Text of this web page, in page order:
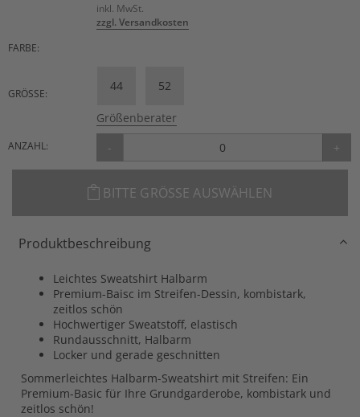
inkl. MwSt.
zzgl. Versandkosten
FARBE:
GRÖSSE:
44 52
Größenberater
ANZAHL: - +
BITTE GRÖSSE AUSWÄHLEN
Produktbeschreibung
Leichtes Sweatshirt Halbarm
Premium-Baisc im Streifen-Dessin, kombistark,
zeitlos schön
Hochwertiger Sweatstoff, elastisch
Rundausschnitt, Halbarm
Locker und gerade geschnitten
Sommerleichtes Halbarm-Sweatshirt mit Streifen: Ein
Premium-Basic für Ihre Grundgarderobe, kombistark und
zeitlos schön!